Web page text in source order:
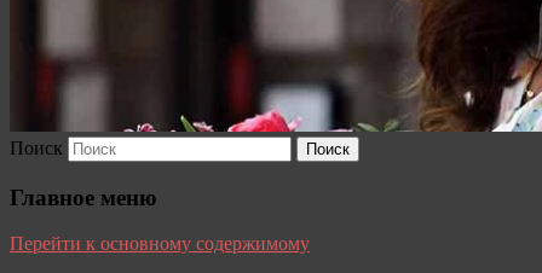
Поиск
Главное меню
Перейти к основному содержимому